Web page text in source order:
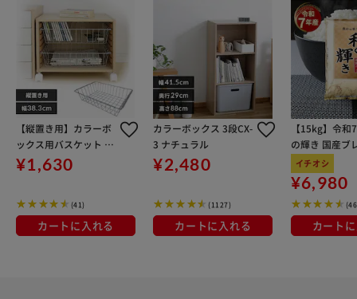
【縦置き用】カラーボ
ックス用バスケット CX
B-38 シルバー
¥1,630
(41)
カートに入れる
カラーボックス 3段CX-
3 ナチュラル
¥2,480
(1127)
カートに入れる
【15kg】令和
の輝き 国産ブ
kg×3袋
イチオシ
¥6,980
カート